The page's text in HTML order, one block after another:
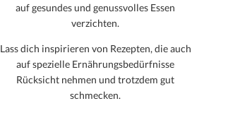
auf gesundes und genussvolles Essen
verzichten.
Lass dich inspirieren von Rezepten, die auch
auf spezielle Ernährungsbedürfnisse
Rücksicht nehmen und trotzdem gut
schmecken.